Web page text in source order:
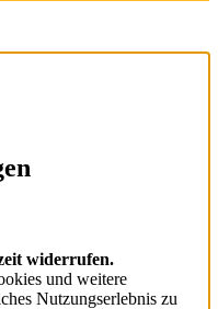
widerrufen.
und weitere
Nutzungserlebnis zu